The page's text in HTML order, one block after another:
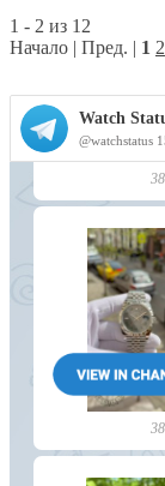
1 - 2 из 12
Начало | Пред. | 1 2